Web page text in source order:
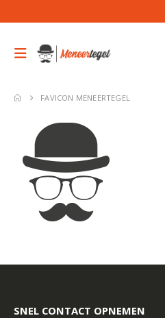
FAVICON MENEERTEGEL
SNEL CONTACT OPNEMEN